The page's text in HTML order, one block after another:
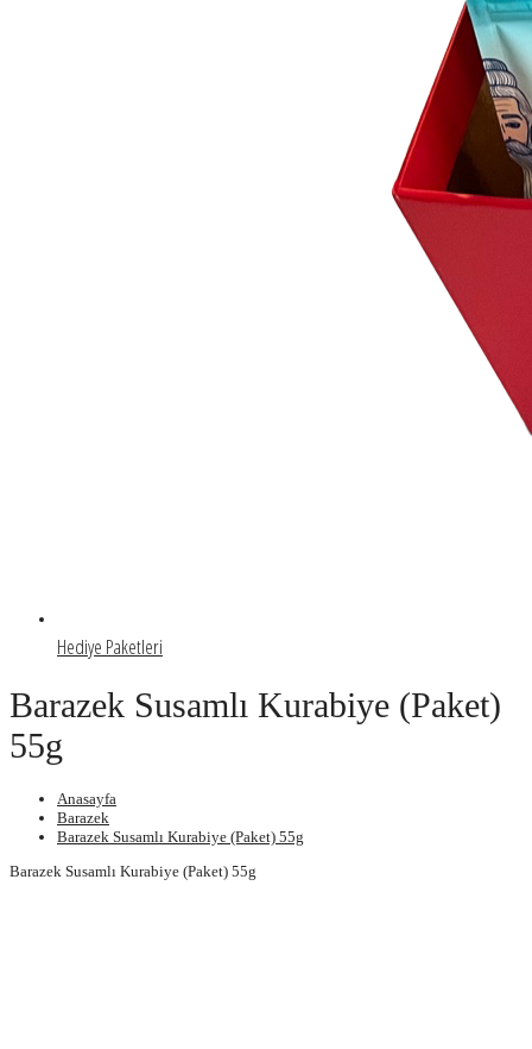
Hediye Paketleri
Barazek Susamlı Kurabiye (Paket)
55g
Anasayfa
Barazek
Barazek Susamlı Kurabiye (Paket) 55g
Barazek Susamlı Kurabiye (Paket) 55g